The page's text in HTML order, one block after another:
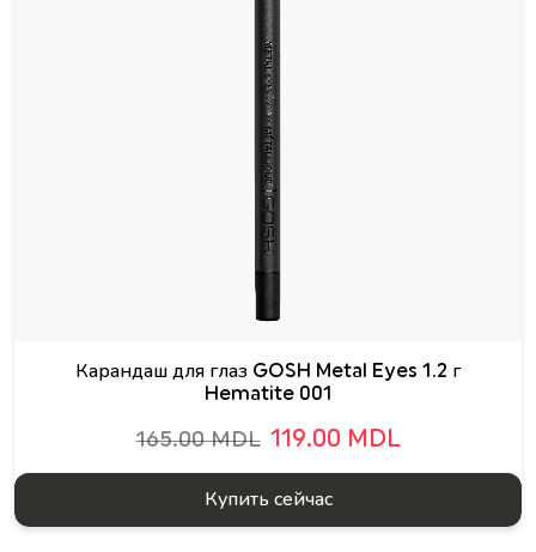
Карандаш для глаз GOSH Metal Eyes 1.2 г
Hematite 001
165.00 MDL 119.00 MDL
Купить сейчас